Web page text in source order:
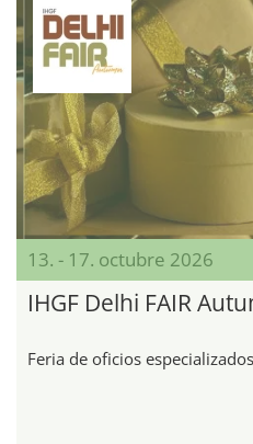
13. - 17. octubre 2026
IHGF Delhi FAIR
Feria de oficios